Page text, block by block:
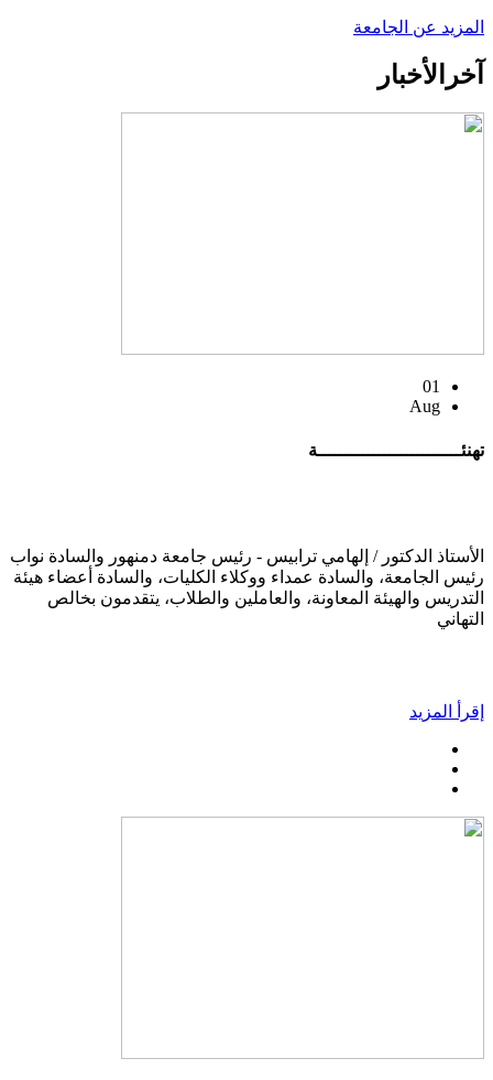
المزيد عن الجامعة
آخر الأخبار
01
Aug
تهنئــــــــــــــــــــــــــة
الأستاذ الدكتور / إلهامي ترابيس - رئيس جامعة دمنهور والسادة نواب
رئيس الجامعة، والسادة عمداء ووكلاء الكليات، والسادة أعضاء هيئة
التدريس والهيئة المعاونة، والعاملين والطلاب، يتقدمون بخالص
التهاني
إقرأ المزيد